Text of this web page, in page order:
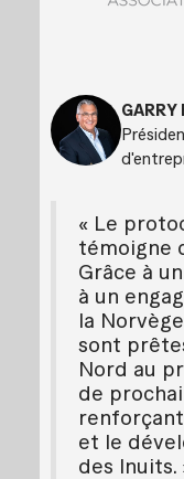
GARRY
« Le
témoigne
Grâce à
à un
la
sont
Nord au
de
et le
des Inuits.